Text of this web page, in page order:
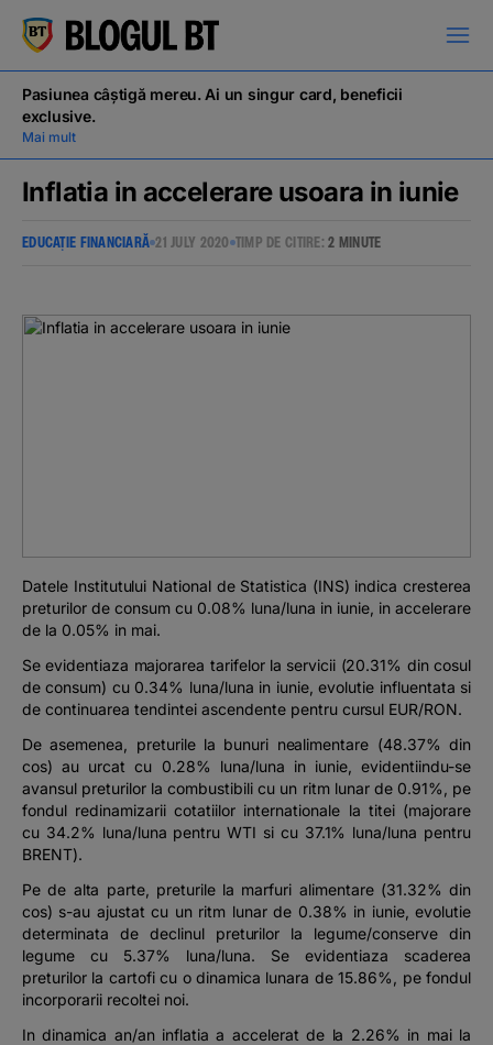
кириллица
Campanii
Educație financiară
The MacRO Zone
Pentru antreprenori
Banking, pe relaxare
Pasiunea câștigă mereu. Ai un singur card, beneficii
exclusive.
Mai mult
Inflatia in accelerare usoara in iunie
EDUCAȚIE FINANCIARĂ 21 JULY 2020 TIMP DE CITIRE:2 MINUTE
Datele Institutului National de Statistica (INS) indica cresterea
preturilor de consum cu 0.08% luna/luna in iunie, in accelerare
de la 0.05% in mai.
Se evidentiaza majorarea tarifelor la servicii (20.31% din cosul
de consum) cu 0.34% luna/luna in iunie, evolutie influentata si
de continuarea tendintei ascendente pentru cursul EUR/RON.
De asemenea, preturile la bunuri nealimentare (48.37% din
cos) au urcat cu 0.28% luna/luna in iunie, evidentiindu-se
avansul preturilor la combustibili cu un ritm lunar de 0.91%, pe
fondul redinamizarii cotatiilor internationale la titei (majorare
cu 34.2% luna/luna pentru WTI si cu 37.1% luna/luna pentru
BRENT).
Pe de alta parte, preturile la marfuri alimentare (31.32% din
cos) s-au ajustat cu un ritm lunar de 0.38% in iunie, evolutie
determinata de declinul preturilor la legume/conserve din
legume cu 5.37% luna/luna. Se evidentiaza scaderea
preturilor la cartofi cu o dinamica lunara de 15.86%, pe fondul
incorporarii recoltei noi.
In dinamica an/an inflatia a accelerat de la 2.26% in mai la